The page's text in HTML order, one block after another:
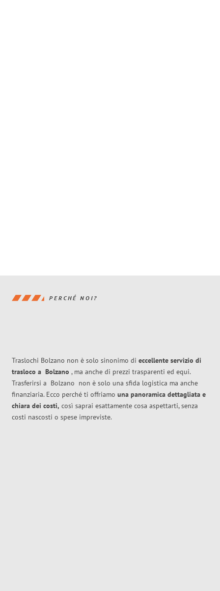
PERCHÉ NOI?
Traslochi Bolzano non è solo sinonimo di eccellente servizio di
trasloco a Bolzano , ma anche di prezzi trasparenti ed equi.
Trasferirsi a Bolzano non è solo una sfida logistica ma anche
finanziaria. Ecco perché ti offriamo una panoramica dettagliata e
chiara dei costi, così saprai esattamente cosa aspettarti, senza
costi nascosti o spese impreviste.